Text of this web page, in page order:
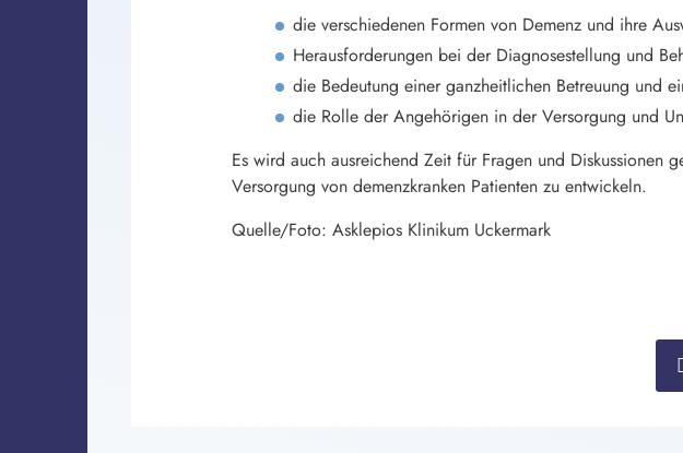
die verschiedenen Formen von Demenz und ihre
Herausforderungen bei der Diagnosestellung und
die Bedeutung einer ganzheitlichen Betreuung und
die Rolle der Angehörigen in der Versorgung und
Es wird auch ausreichend Zeit für Fragen und Diskussionen
Versorgung von demenzkranken Patienten zu entwickeln.
Quelle/Foto: Asklepios Klinikum Uckermark